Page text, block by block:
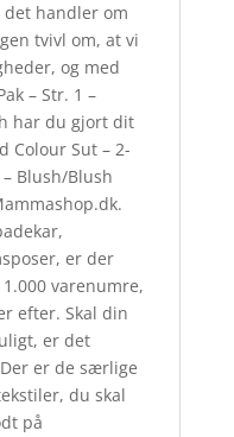
handler om
tvivl om, at vi
og med
– Str. 1 –
har du gjort dit
Colour Sut – 2-
Blush/Blush
er der
varenumre,
efter. Skal din
er det
er de særlige
du skal
på